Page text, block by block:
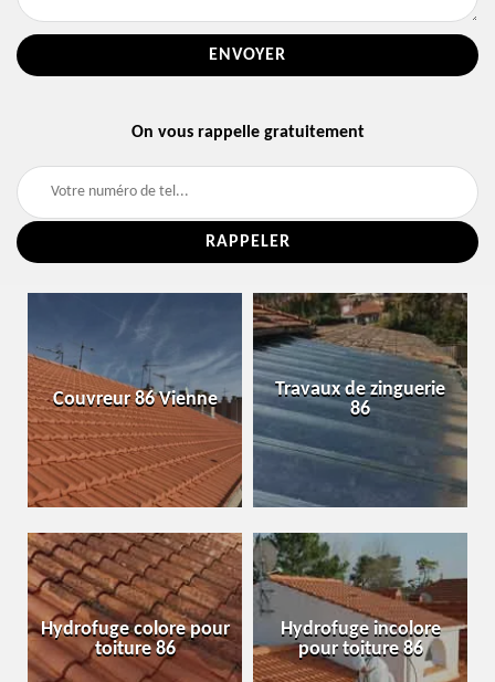
On vous rappelle gratuitement
Couvreur 86 Vienne
Travaux de zinguerie
86
Hydrofuge colore pour
toiture 86
Hydrofuge incolore
pour toiture 86